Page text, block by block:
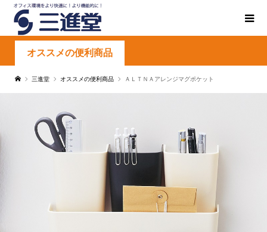
オススメの便利商品
三進堂 オススメの便利商品 ＡＬＴＮＡアレンジマグポケット